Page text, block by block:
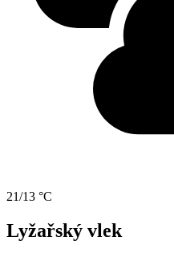
21/13 °C
Lyžařský vlek